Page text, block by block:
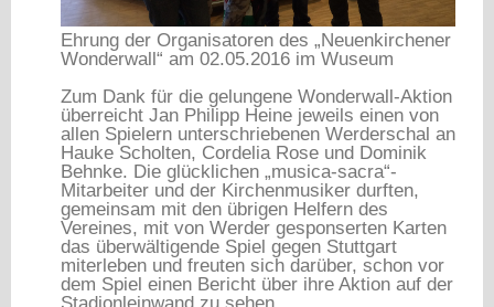
Ehrung der Organisatoren des „Neuenkirchener
Wonderwall“ am 02.05.2016 im Wuseum
Zum Dank für die gelungene Wonderwall-Aktion
überreicht Jan Philipp Heine jeweils einen von
allen Spielern unterschriebenen Werderschal an
Hauke Scholten, Cordelia Rose und Dominik
Behnke. Die glücklichen „musica-sacra“-
Mitarbeiter und der Kirchenmusiker durften,
gemeinsam mit den übrigen Helfern des
Vereines, mit von Werder gesponserten Karten
das überwältigende Spiel gegen Stuttgart
miterleben und freuten sich darüber, schon vor
dem Spiel einen Bericht über ihre Aktion auf der